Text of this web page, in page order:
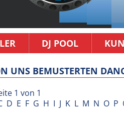
DJ POOL
UNS BEMUSTERTEN
1 von 1
D E F G H I J K L M N O P